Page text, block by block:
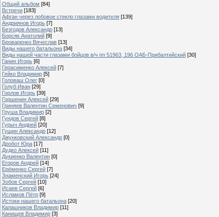
Общий альбом [84]
Встречи [183]
Афган через лобовое стекло глазами водителя [139]
Андриянов Игорь [7]
Безгодов Александр [13]
Борсяк Анатолий [9]
Броваренко Вячеслав [13]
Виды нашего батальона [34]
Виды нашей части глазами бойцов в/ч пп 51963, 196 ОАБ-Прибалтийский [30]
Ганин Игорь [6]
Герасименко Алексей [7]
Гейко Владимир [5]
Головаш Олег [0]
Голуб Иван [29]
Горлов Игорь [39]
Горшенин Алексей [29]
Гриняев Валентин Семенович [9]
Груша Владимир [2]
Гундов Сергей [8]
Гурыч Андрей [20]
Гущин Александр [12]
Джунковский Александр [0]
Дробот Юра [17]
Дудко Алексей [11]
Дукиенко Валентин [0]
Егоров Андрей [14]
Ерёменко Сергей [7]
Знаменский Игорь [24]
Зобов Сергей [10]
Исаев Сергей [6]
Исламов Пётр [9]
Истоки нашего батальона [20]
Калашников Владимир [11]
Канищев Владимир [3]